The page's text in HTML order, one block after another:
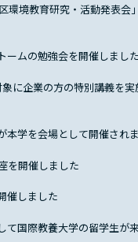
環境教育研究・活動発表会
ームの勉強会を開催しました
に企業の方の特別講義を実
本学を会場として開催され
を開催しました
催しました
て国際教養大学の留学生が